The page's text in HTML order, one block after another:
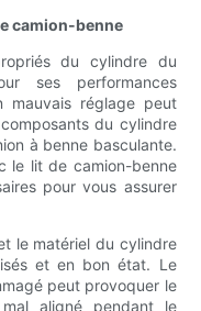
camion-benne
du cylindre du
ses performances
mauvais réglage peut
du cylindre
à benne basculante.
le lit de camion-benne
pour vous assurer
le matériel du cylindre
et en bon état. Le
peut provoquer le
aligné pendant le